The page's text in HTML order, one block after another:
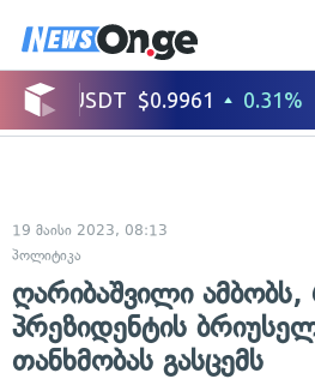
19 მაისი 2023, 08:13
პოლიტიკა
ღარიბაშვილი
პრეზიდენტის
თანხმობას გასცემს